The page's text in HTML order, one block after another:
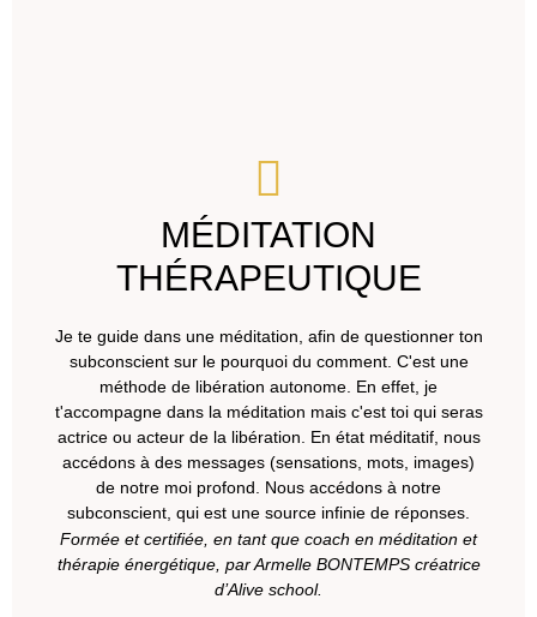
MÉDITATION
THÉRAPEUTIQUE
Je te guide dans une méditation, afin de questionner ton
subconscient sur le pourquoi du comment. C'est une
méthode de libération autonome. En effet, je
t'accompagne dans la méditation mais c'est toi qui seras
actrice ou acteur de la libération. En état méditatif, nous
accédons à des messages (sensations, mots, images)
de notre moi profond. Nous accédons à notre
subconscient, qui est une source infinie de réponses.
Formée et certifiée, en tant que coach en méditation et
thérapie énergétique, par Armelle BONTEMPS créatrice
d’Alive school.